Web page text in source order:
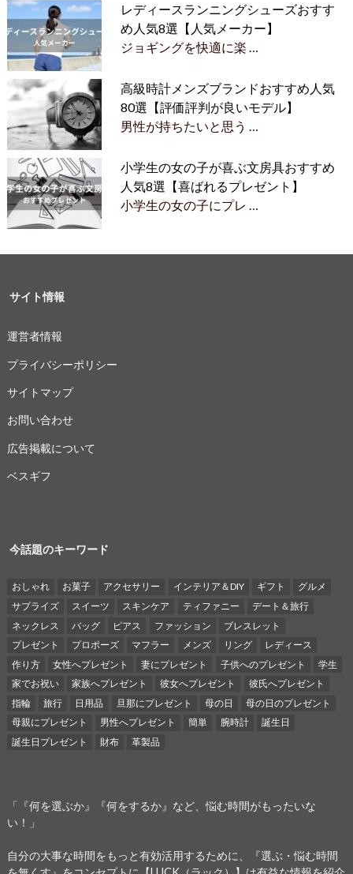
レディースランニングシューズおすす
め人気8選【人気メーカー】
ジョギングを快適に楽 …
高級時計メンズブランドおすすめ人気
80選【評価評判が良いモデル】
男性が持ちたいと思う …
小学生の女の子が喜ぶ文房具おすすめ
人気8選【喜ばれるプレゼント】
小学生の女の子にプレ …
サイト情報
運営者情報
プライバシーポリシー
サイトマップ
お問い合わせ
広告掲載について
ベスギフ
今話題のキーワード
おしゃれ お菓子 アクセサリー インテリア＆DIY ギフト
グルメ
サプライズ
スイーツ スキンケア ティファニー
デート＆旅行
ネックレス
バッグ ピアス ファッション
ブレスレット
プレゼント
プロポーズ マフラー メンズ リング
レディース
作り方
女性へプレゼント 妻にプレゼント 子供へのプレゼント
学生
家でお祝い
家族へプレゼント 彼女へプレゼント
彼氏へプレゼント
指輪
旅行 日用品 旦那にプレゼント 母の日
母の日のプレゼント
母親にプレゼント
男性へプレゼント 簡単 腕時計
誕生日
誕生日プレゼント
財布 革製品
「『何を選ぶか』『何をするか』など、悩む時間がもったいな
い！」
自分の大事な時間をもっと有効活用するために、『選ぶ・悩む時間